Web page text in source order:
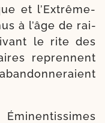
et l’Extrême-​
à l’âge de rai­
le rite des
reprennent